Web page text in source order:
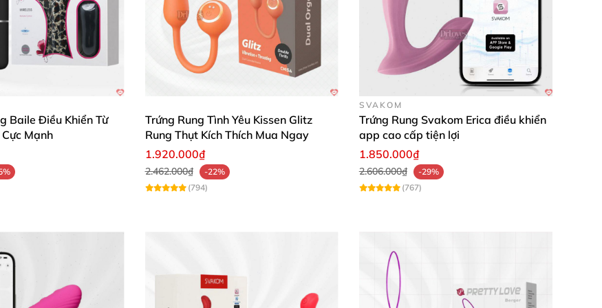
sự bất ngờ với hiệu quả. Thiết kế đẹp, dễ sử dụng và sang trọng." - Trần Văn Đức
Trứng Rung Bluetooth Thiên Nga Silicone An Toàn Kích Thích Nữ
Thiên Nga EG34 – sản phẩm sextoy đỉnh cao giúp bạn khám phá giới hạn khoái cảm mới. Hãy
lại ngọn lửa nồng cháy cho cuộc sống tình cảm của bạn.
vời! 🔥
Baile Điều Khiển Từ
Mạnh
Trứng Rung Tình Yêu Kissen Glitz
Rung Thụt Kích Thích Mua Ngay
1.920.000₫
2.462.000₫
-22%
(794)
SVAKOM
Trứng Rung Svakom Erica điều khiển
app cao cấp tiện lợi
1.850.000₫
2.606.000₫
-29%
(767)